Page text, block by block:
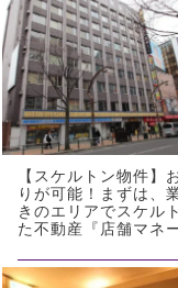
【スケルトン物件】
りが可能！まずは、
きのエリアでスケル
た不動産『店舗マネ